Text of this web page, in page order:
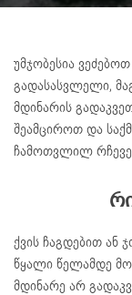
უმჯობესია
გადასასვლელი,
მდინარის
შეამციროთ და
ჩამოთვლილ
ქვის ჩაგდებით ან
წყალი წელამდე
მდინარე არ